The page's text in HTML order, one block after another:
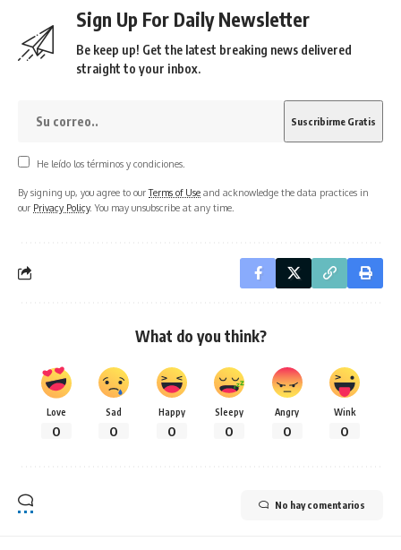
Sign Up For Daily Newsletter
Be keep up! Get the latest breaking news delivered
straight to your inbox.
He leído los términos y condiciones.
By signing up, you agree to ourTerms of Use and acknowledge the data practices in
our Privacy Policy. You may unsubscribe at any time.
What do you think?
Love
0
Sad
0
Happy
0
Sleepy
0
Angry
0
Wink
0
No hay comentarios